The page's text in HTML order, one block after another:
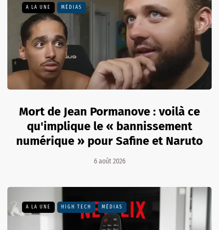
A LA UNE MÉDIAS
Mort de Jean Pormanove : voilà ce
qu'implique le « bannissement
numérique » pour Safine et Naruto
6 août 2026
A LA UNE HIGH TECH MÉDIAS